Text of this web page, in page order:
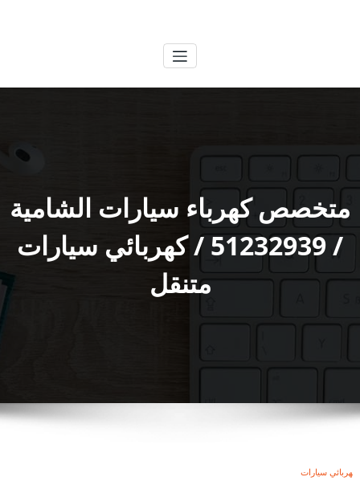
متخصص كهرباء سيارات الشامية
/ 51232939‬ / كهربائي سيارات
متنقل
كهربائي سيارات